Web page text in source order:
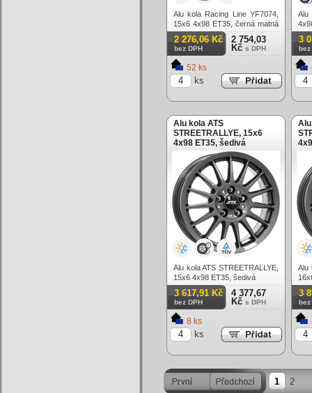
Alu kola Racing Line YF7074,
15x6 4x98 ET35, černá matná
+ leštění
2 276,06 Kč
bez DPH
2 754,03
Kč s DPH
52 ks
ks
Alu
3
bez
Alu kola ATS
STREETRALLYE, 15x6
4x98 ET35, šedivá
Alu kola ATS STREETRALLYE,
15x6 4x98 ET35, šedivá
3 617,91 Kč
bez DPH
4 377,67
Kč s DPH
8 ks
ks
Alu
3
bez
1 2